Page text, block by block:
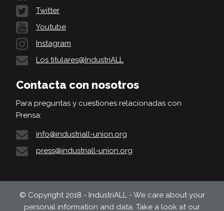
Twitter
Youtube
Instagram
Los titulares@IndustriALL
Contacta con nosotros
Para preguntas y cuestiones relacionadas con
Prensa:
info@industriall-union.org
press@industriall-union.org
© Copyright 2018 - IndustriALL - We care about your
personal information and data. Take a look at our